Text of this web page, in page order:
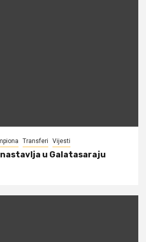
Transferi Vijesti
u Galatasaraju